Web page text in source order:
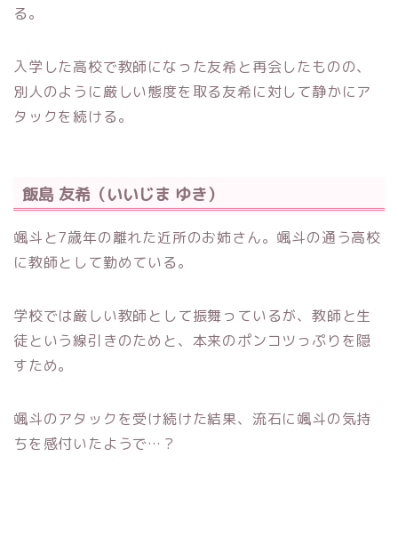
る。
入学した高校で教師になった友希と再会したものの、
別人のように厳しい態度を取る友希に対して静かにア
タックを続ける。
飯島 友希（いいじま ゆき）
颯斗と7歳年の離れた近所のお姉さん。颯斗の通う高校
に教師として勤めている。
学校では厳しい教師として振舞っているが、教師と生
徒という線引きのためと、本来のポンコツっぷりを隠
すため。
颯斗のアタックを受け続けた結果、流石に颯斗の気持
ちを感付いたようで…？